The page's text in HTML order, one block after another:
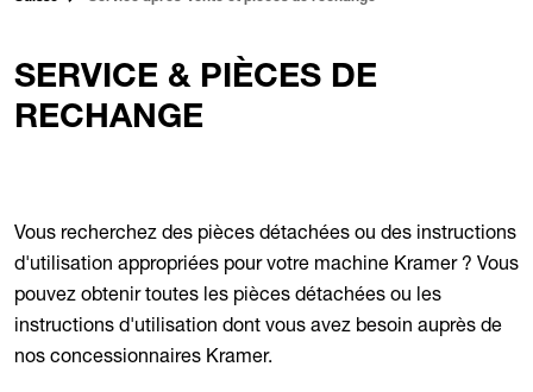
SERVICE & PIÈCES DE
RECHANGE
Vous recherchez des pièces détachées ou des instructions
d'utilisation appropriées pour votre machine Kramer ? Vous
pouvez obtenir toutes les pièces détachées ou les
instructions d'utilisation dont vous avez besoin auprès de
nos concessionnaires Kramer.